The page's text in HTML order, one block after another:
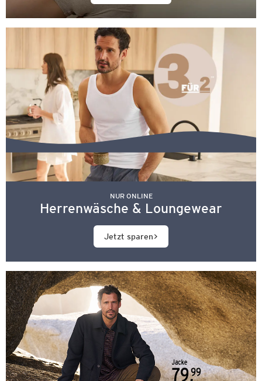
NUR ONLINE
Herrenwäsche & Loungewear
Jetzt sparen